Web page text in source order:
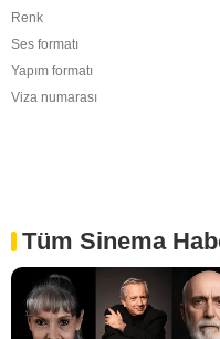
Renk
Ses formatı
Yapım formatı
Viza numarası
Tüm Sinema